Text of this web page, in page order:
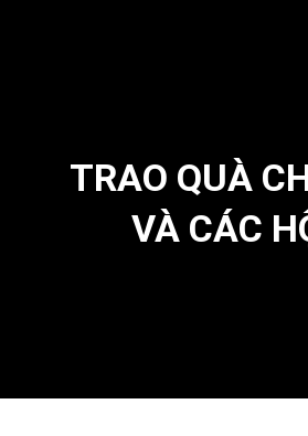
TRAO QUÀ
VÀ CÁC